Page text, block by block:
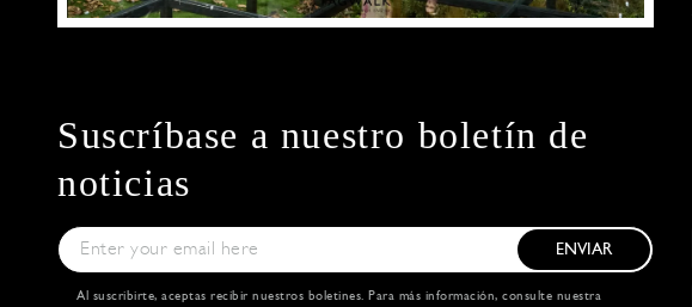
Suscríbase a nuestro boletín de
noticias
ENVIAR
Al suscribirte, aceptas recibir nuestros boletines. Para más información, consulte nuestra